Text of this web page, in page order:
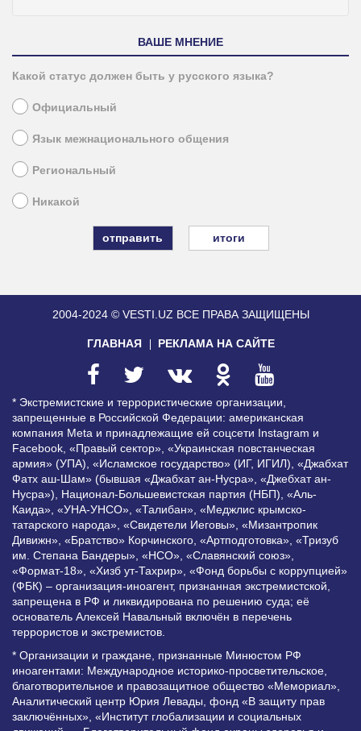
ВАШЕ МНЕНИЕ
Какой статус должен быть у русского языка?
Официальный
Язык межнационального общения
Региональный
Никакой
итоги
2004-2024 © VESTI.UZ ВСЕ ПРАВА ЗАЩИЩЕНЫ
ГЛАВНАЯ РЕКЛАМА НА САЙТЕ
* Экстремистские и террористические организации,
запрещенные в Российской Федерации: американская
компания Meta и принадлежащие ей соцсети Instagram и
Facebook, «Правый сектор», «Украинская повстанческая
армия» (УПА), «Исламское государство» (ИГ, ИГИЛ), «Джабхат
Фатх аш-Шам» (бывшая «Джабхат ан-Нусра», «Джебхат ан-
Нусра»), Национал-Большевистская партия (НБП), «Аль-
Каида», «УНА-УНСО», «Талибан», «Меджлис крымско-
татарского народа», «Свидетели Иеговы», «Мизантропик
Дивижн», «Братство» Корчинского, «Артподготовка», «Тризуб
им. Степана Бандеры», «НСО», «Славянский союз»,
«Формат-18», «Хизб ут-Тахрир», «Фонд борьбы с коррупцией»
(ФБК) – организация-иноагент, признанная экстремистской,
запрещена в РФ и ликвидирована по решению суда; её
основатель Алексей Навальный включён в перечень
террористов и экстремистов.
* Организации и граждане, признанные Минюстом РФ
иноагентами: Международное историко-просветительское,
благотворительное и правозащитное общество «Мемориал»,
Аналитический центр Юрия Левады, фонд «В защиту прав
заключённых», «Институт глобализации и социальных